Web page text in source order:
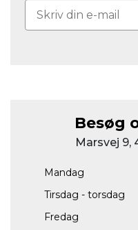
Besøg
Marsvej 9,
Mandag
Tirsdag - torsdag
Fredag